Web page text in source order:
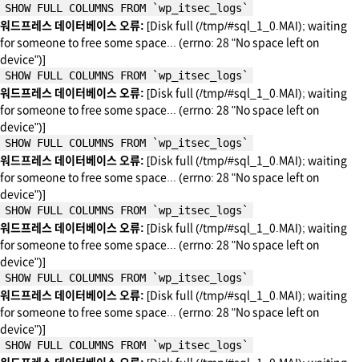
SHOW FULL COLUMNS FROM `wp_itsec_logs`
워드프레스 데이터베이스 오류: [Disk full (/tmp/#sql_1_0.MAI); waiting
for someone to free some space... (errno: 28 "No space left on
device")]
SHOW FULL COLUMNS FROM `wp_itsec_logs`
워드프레스 데이터베이스 오류: [Disk full (/tmp/#sql_1_0.MAI); waiting
for someone to free some space... (errno: 28 "No space left on
device")]
SHOW FULL COLUMNS FROM `wp_itsec_logs`
워드프레스 데이터베이스 오류: [Disk full (/tmp/#sql_1_0.MAI); waiting
for someone to free some space... (errno: 28 "No space left on
device")]
SHOW FULL COLUMNS FROM `wp_itsec_logs`
워드프레스 데이터베이스 오류: [Disk full (/tmp/#sql_1_0.MAI); waiting
for someone to free some space... (errno: 28 "No space left on
device")]
SHOW FULL COLUMNS FROM `wp_itsec_logs`
워드프레스 데이터베이스 오류: [Disk full (/tmp/#sql_1_0.MAI); waiting
for someone to free some space... (errno: 28 "No space left on
device")]
SHOW FULL COLUMNS FROM `wp_itsec_logs`